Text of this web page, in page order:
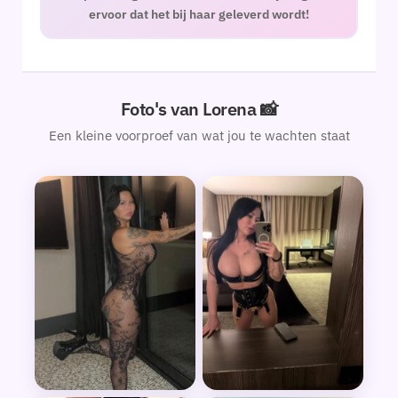
ervoor dat het bij haar geleverd wordt!
Foto's van Lorena 📸
Een kleine voorproef van wat jou te wachten staat